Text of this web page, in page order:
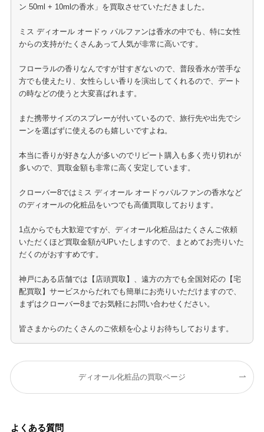
ン 50ml + 10mlの香水」を買取させていただきました。
ミス ディオール オードゥ パルファンは香水の中でも、特に女性
からの支持がたくさんあって人気が非常に高いです。
フローラルの香りなんですが甘すぎないので、普段香水が苦手な
方でも使えたり、女性らしい香りを演出してくれるので、デート
の時などの使うと大変喜ばれます。
また携帯サイズのスプレーが付いているので、旅行先や出先でシ
ーンを選ばずに使えるのも嬉しいですよね。
本当に香りが好きな人が多いのでリピート購入も多く売り切れが
多いので、買取金額も非常に高く安定しています。
クローバー8ではミス ディオール オードゥパルファンの香水など
のディオールの化粧品をいつでも高価買取しております。
1点からでも大歓迎ですが、ディオール化粧品はたくさんご依頼
いただくほど買取金額がUPいたしますので、まとめてお売りいた
だくのがおすすめです。
神戸にある店舗では【店頭買取】、遠方の方でも全国対応の【宅
配買取】サービスからだれでも簡単にお売りいただけますので、
まずはクローバー8までお気軽にお問い合わせください。
皆さまからのたくさんのご依頼を心よりお待ちしております。
ディオール化粧品の買取ページ
よくある質問